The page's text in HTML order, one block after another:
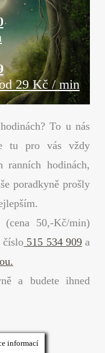
29 Kč / min
To u nás
tu pro vás vždy
hodinách,
poradkyně prošly
(cena 50,-Kč/min)
číslo 515 534 909a
a budete ihned
informací